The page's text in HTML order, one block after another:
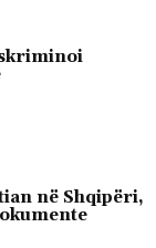
në Shqipëri,